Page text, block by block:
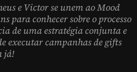
e Victor se unem ao Mood
para conhecer sobre o processo
de uma estratégia conjunta e
executar campanhas de gifts
já!